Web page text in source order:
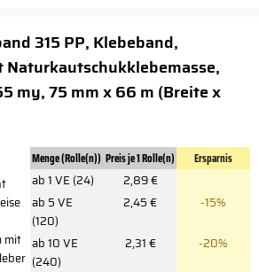
315 PP, Klebeband,
Naturkautschukklebemasse,
my, 75 mm x 66 m (Breite x
mit
Menge (Rolle(n)) Preis je 1 Rolle(n)
Ersparnis
ab 1 VE (24)
2,89 €
ab 5 VE
(120)
2,45 € -15%
ab 10 VE
(240)
2,31 € -20%